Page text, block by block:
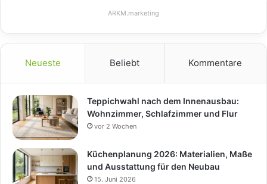
ARKM.marketing
Neueste Beliebt Kommentare
Teppichwahl nach dem Innenausbau:
Wohnzimmer, Schlafzimmer und Flur
vor 2 Wochen
Küchenplanung 2026: Materialien, Maße
und Ausstattung für den Neubau
15. Juni 2026